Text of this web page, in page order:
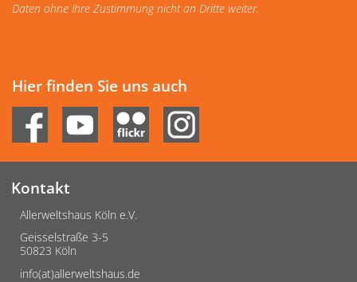
Daten ohne Ihre Zustimmung nicht an Dritte weiter.
Hier finden Sie uns auch
Kontakt
Allerweltshaus Köln e.V.
Geisselstraße 3-5
50823 Köln
info(at)allerweltshaus.de